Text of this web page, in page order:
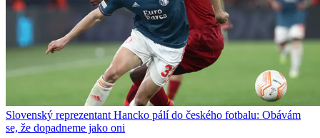
Slovenský reprezentant Hancko pálí do českého fotbalu: Obávám
se, že dopadneme jako oni